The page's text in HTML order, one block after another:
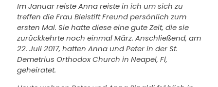
Im Januar reiste Anna reiste in ich um sich zu
treffen die Frau Bleistift Freund persönlich zum
ersten Mal. Sie hatte diese eine gute Zeit, die sie
zurückkehrte noch einmal März. Anschließend, am
22. Juli 2017, hatten Anna und Peter in der St.
Demetrius Orthodox Church in Neapel, Fl,
geheiratet.